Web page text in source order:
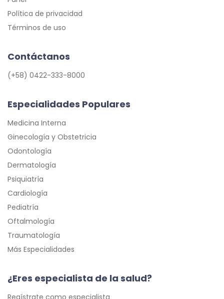
Política de privacidad
Términos de uso
Contáctanos
(+58) 0422-333-8000
Especialidades Populares
Medicina Interna
Ginecología y Obstetricia
Odontología
Dermatología
Psiquiatría
Cardiología
Pediatría
Oftalmología
Traumatología
Más Especialidades
¿Eres especialista de la salud?
Regístrate como especialista